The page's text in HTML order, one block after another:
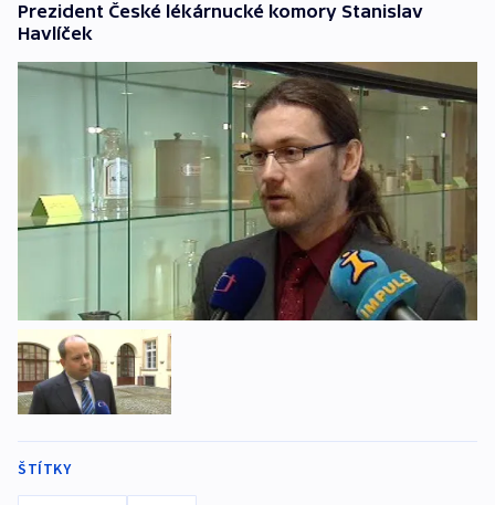
Prezident České lékárnucké komory Stanislav
Havlíček
ŠTÍTKY